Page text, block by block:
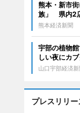
熊本・新市
族」 県内2
熊本経済新聞
宇部の植物
しい夜にカ
山口宇部経済新
プレスリリ